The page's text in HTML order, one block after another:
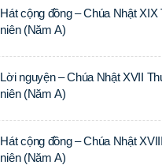
Hát cộng đồng – Chúa Nhật
niên (Năm A)
Lời nguyện – Chúa Nhật XVII
niên (Năm A)
Hát cộng đồng – Chúa Nhật
niên (Năm A)